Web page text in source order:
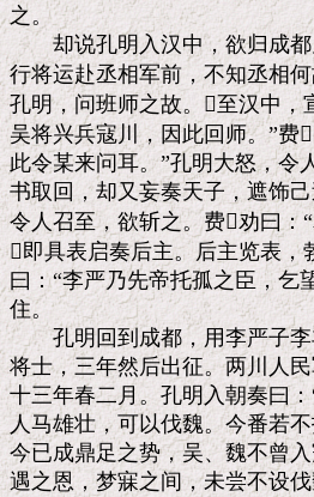
之。
却说孔明入汉中，欲归成都
行将运赴丞相军前，不知丞相
孔明，问班师之故。至汉中，
吴将兴兵寇川，因此回师。”费
此令某来问耳。”孔明大怒，令
书取回，却又妄奏天子，遮饰
令人召至，欲斩之。费劝曰：
即具表启奏后主。后主览表
曰：“李严乃先帝托孤之臣，乞
住。
孔明回到成都，用李严子李
将士，三年然后出征。两川人
十三年春二月。孔明入朝奏曰
人马雄壮，可以伐魏。今番若
今已成鼎足之势，吴、魏不曾
遇之恩，梦寐之间，未尝不设